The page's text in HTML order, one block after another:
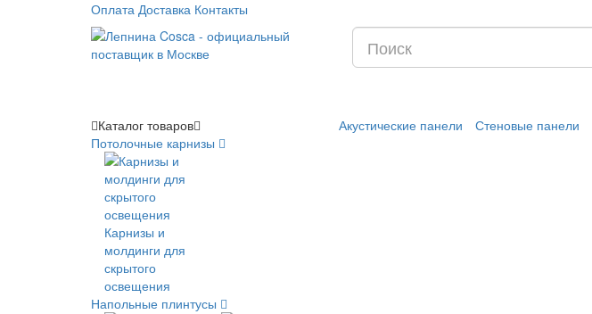
Оплата Доставка Контакты
Каталог товаров
Потолочные карнизы
Карнизы и
молдинги для
скрытого
освещения
Напольные плинтусы
Акустические панели Стеновые панели